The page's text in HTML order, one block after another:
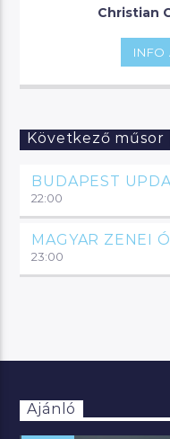
Christian
INFO
Következő műsor
BUDAPEST
22:00
MAGYAR ZENEI
23:00
Ajánló